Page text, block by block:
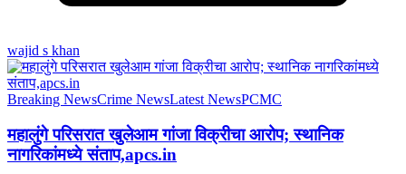
wajid s khan
Breaking NewsCrime NewsLatest NewsPCMC
महालुंगे परिसरात खुलेआम गांजा विक्रीचा आरोप; स्थानिक
नागरिकांमध्ये संताप,apcs.in